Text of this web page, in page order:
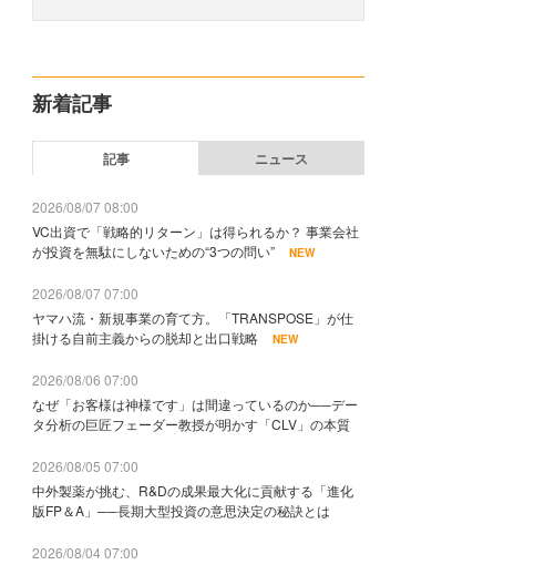
新着記事
記事 ニュース
2026/08/07 08:00
VC出資で「戦略的リターン」は得られるか？ 事業会社
が投資を無駄にしないための“3つの問い”
NEW
2026/08/07 07:00
ヤマハ流・新規事業の育て方。「TRANSPOSE」が仕
掛ける自前主義からの脱却と出口戦略
NEW
2026/08/06 07:00
なぜ「お客様は神様です」は間違っているのか──デー
タ分析の巨匠フェーダー教授が明かす「CLV」の本質
2026/08/05 07:00
中外製薬が挑む、R&Dの成果最大化に貢献する「進化
版FP＆A」──長期大型投資の意思決定の秘訣とは
2026/08/04 07:00